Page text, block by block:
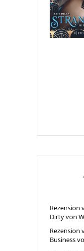
Rezension
Dirty von
Rezension
Business